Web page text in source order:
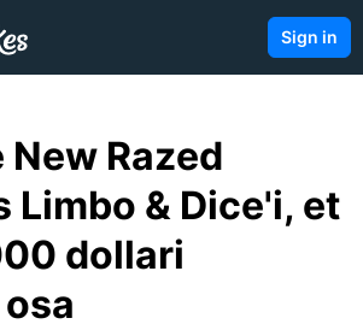
Sign in
Razed
Limbo & Dice'i, et
dollari